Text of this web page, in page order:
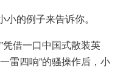
的例子来告诉你。
凭借一口中国式散装英
雷四响”的骚操作后，小